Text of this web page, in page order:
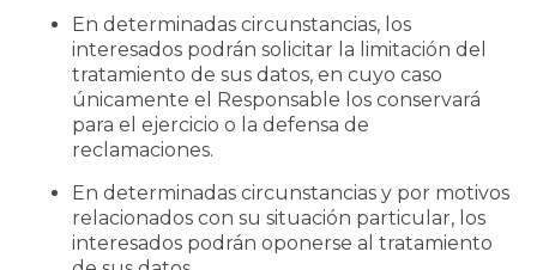
En determinadas circunstancias, los
interesados podrán solicitar la limitación del
tratamiento de sus datos, en cuyo caso
únicamente el Responsable los conservará
para el ejercicio o la defensa de
reclamaciones.
En determinadas circunstancias y por motivos
relacionados con su situación particular, los
interesados podrán oponerse al tratamiento